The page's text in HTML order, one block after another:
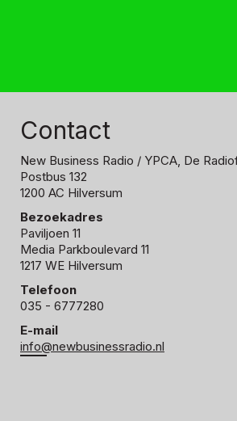
Contact
New Business Radio / YPCA, De
Postbus 132
1200 AC Hilversum
Bezoekadres
Paviljoen 11
Media Parkboulevard 11
1217 WE Hilversum
Telefoon
035 - 6777280
E-mail
info@newbusinessradio.nl